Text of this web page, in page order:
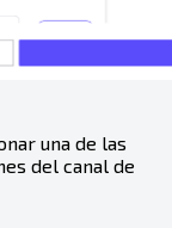
una de las
del canal de